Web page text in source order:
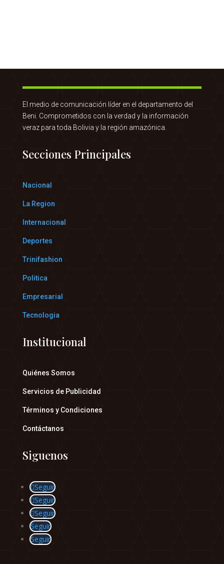
El medio de comunicación líder en el departamento del
Beni. Comprometidos con la verdad y la información
veraz para toda Bolivia y la región amazónica.
Secciones Principales
Nacional
La Region
Internacional
Deportes
Trinifashion
Politica
Empresarial
Tecnologia
Institucional
Quiénes Somos
Servicios de Publicidad
Términos y Condiciones
Contáctanos
Siguenos
Seguir
Seguir
Seguir
Seguir
Seguir